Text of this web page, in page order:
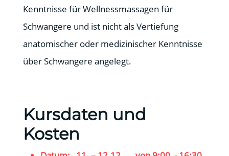
Kenntnisse für Wellnessmassagen für
Schwangere und ist nicht als Vertiefung
anatomischer oder medizinischer Kenntnisse
über Schwangere angelegt.
Kursdaten und
Kosten